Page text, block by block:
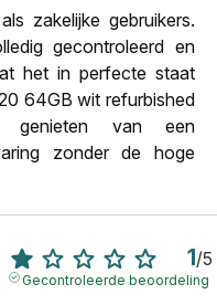
zakelijke gebruikers.
gecontroleerd en
het in perfecte staat
64GB wit refurbished
genieten van een
zonder de hoge
1/5
Gecontroleerde beoordeling